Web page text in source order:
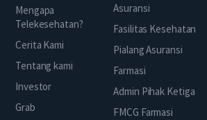
Mengapa
Telekesehatan?
Cerita Kami
Tentang kami
Investor
Grab
Asuransi
Fasilitas Kesehatan
Pialang Asuransi
Farmasi
Admin Pihak Ketiga
FMCG Farmasi